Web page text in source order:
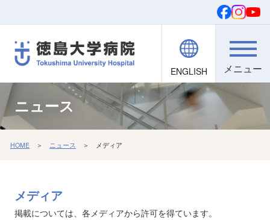
ご寄付
ENGLISH 検索
院内職員向け
文字・背景
ニュース
HOME ＞ ニュース ＞ メディア
メディア
掲載については、各メディアから許可を得ています。